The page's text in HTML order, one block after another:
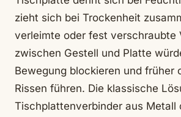
zieht sich bei Trockenheit
verleimte oder fest verschraubte
zwischen Gestell und Platte
Bewegung blockieren und früher
Rissen führen. Die klassische
Tischplattenverbinder aus Metall